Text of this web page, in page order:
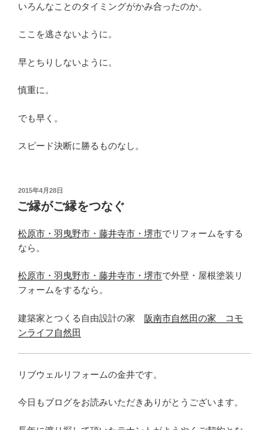
いろんなことのタイミングがかみ合ったのか。
ここを逃さないように。
早とちりしないように。
慎重に。
でも早く。
スピード決断に勝るものなし。
投
稿
日:
2015年4月28日
ご縁がご縁をつなぐ
松原市・羽曳野市・藤井寺市・堺市でリフォームをする
なら。
松原市・羽曳野市・藤井寺市・堺市で外壁・屋根塗装リ
フォームをするなら。
建築家とつくる自由設計の家 阪南市自然田の家 コモ
ンライフ自然田
リブウェルリフォームの金井です。
今日もブログをお読みいただきありがとうございます。